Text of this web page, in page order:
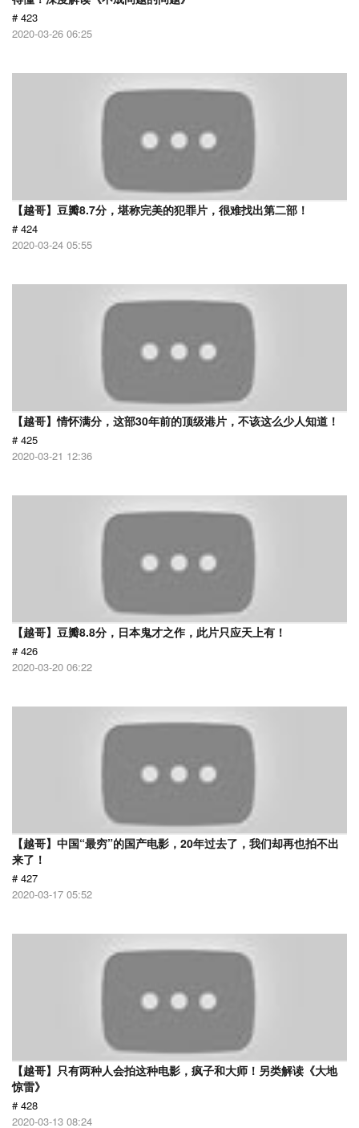
# 423
2020-03-26 06:25
【越哥】豆瓣8.7分，堪称完美的犯罪片，很难找出第二部！
# 424
2020-03-24 05:55
【越哥】情怀满分，这部30年前的顶级港片，不该这么少人知道！
# 425
2020-03-21 12:36
【越哥】豆瓣8.8分，日本鬼才之作，此片只应天上有！
# 426
2020-03-20 06:22
【越哥】中国“最穷”的国产电影，20年过去了，我们却再也拍不出
来了！
# 427
2020-03-17 05:52
【越哥】只有两种人会拍这种电影，疯子和大师！另类解读《大地
惊雷》
# 428
2020-03-13 08:24